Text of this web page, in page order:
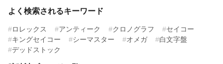
よく検索されるキーワード
ロレックス アンティーク クロノグラフ
セイコー
キングセイコー
シーマスター オメガ
白文字盤
デッドストック